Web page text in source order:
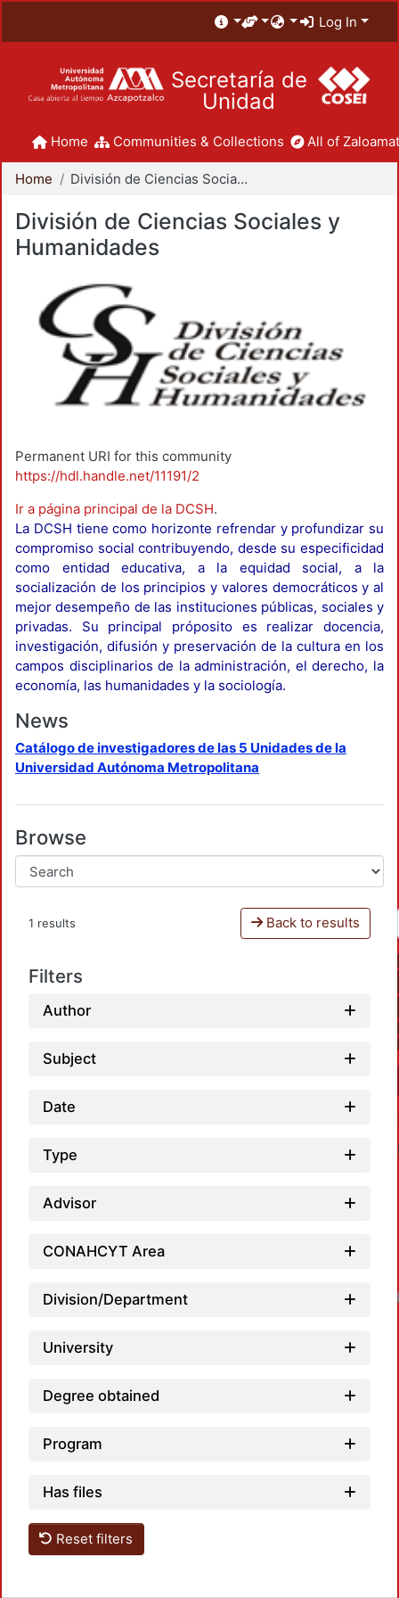
Log In
Secretaría de
Unidad
Home Communities & Collections All of
Home División de Ciencias Sociales y Humanidades
División de Ciencias Sociales y
Humanidades
Permanent URI for this community
https://hdl.handle.net/11191/2
Ir a página principal de la DCSH.
La DCSH tiene como horizonte refrendar y profundizar su
compromiso social contribuyendo, desde su especificidad
como entidad educativa, a la equidad social, a la
socialización de los principios y valores democráticos y al
mejor desempeño de las instituciones públicas, sociales y
privadas. Su principal próposito es realizar docencia,
investigación, difusión y preservación de la cultura en los
campos disciplinarios de la administración, el derecho, la
economía, las humanidades y la sociología.
News
Catálogo de investigadores de las 5 Unidades de la
Universidad Autónoma Metropolitana
Browse
1 results Back to results
Filters
Author
Subject
Date
Type
Advisor
CONAHCYT Area
Division/Department
University
Degree obtained
Program
Has files
Reset filters